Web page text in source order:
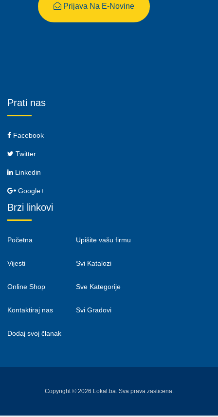
Prijava Na E-Novine
Prati nas
Facebook
Twitter
Linkedin
Google+
Brzi linkovi
Početna
Vijesti
Online Shop
Kontaktiraj nas
Dodaj svoj članak
Upišite vašu firmu
Svi Katalozi
Sve Kategorije
Svi Gradovi
Copyright © 2026 Lokal.ba. Sva prava zasticena.